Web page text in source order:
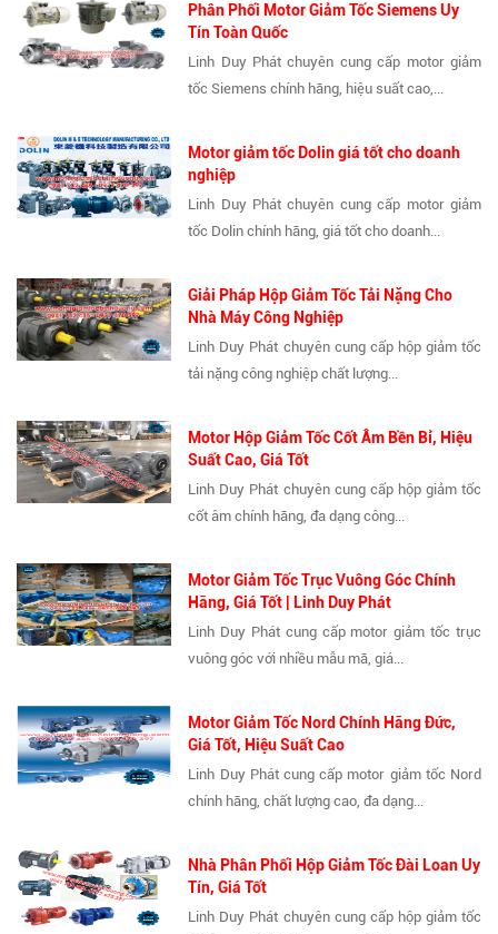
Phân Phối Motor Giảm Tốc Siemens Uy
Tín Toàn Quốc
Linh Duy Phát chuyên cung cấp motor giảm
tốc Siemens chính hãng, hiệu suất cao,...
Motor giảm tốc Dolin giá tốt cho doanh
nghiệp
Linh Duy Phát chuyên cung cấp motor giảm
tốc Dolin chính hãng, giá tốt cho doanh...
Giải Pháp Hộp Giảm Tốc Tải Nặng Cho
Nhà Máy Công Nghiệp
Linh Duy Phát chuyên cung cấp hộp giảm tốc
tải nặng công nghiệp chất lượng...
Motor Hộp Giảm Tốc Cốt Âm Bền Bỉ, Hiệu
Suất Cao, Giá Tốt
Linh Duy Phát chuyên cung cấp hộp giảm tốc
cốt âm chính hãng, đa dạng công...
Motor Giảm Tốc Trục Vuông Góc Chính
Hãng, Giá Tốt | Linh Duy Phát
Linh Duy Phát cung cấp motor giảm tốc trục
vuông góc với nhiều mẫu mã, giá...
Motor Giảm Tốc Nord Chính Hãng Đức,
Giá Tốt, Hiệu Suất Cao
Linh Duy Phát cung cấp motor giảm tốc Nord
chính hãng, chất lượng cao, đa dạng...
Nhà Phân Phối Hộp Giảm Tốc Đài Loan Uy
Tín, Giá Tốt
Linh Duy Phát chuyên cung cấp hộp giảm tốc